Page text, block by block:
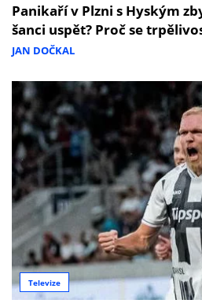
Panikaří v Plzni s Hyským
šanci uspět? Proč se
JAN DOČKAL
Televize